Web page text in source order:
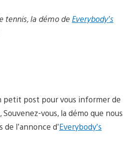
tennis, la démo de Everybody’s
petit post pour vous informer de
vous, la démo que nous
l’annonce d’Everybody’s